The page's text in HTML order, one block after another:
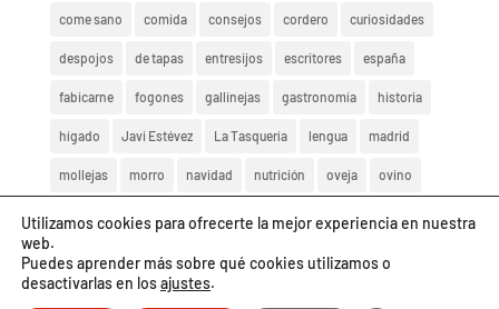
come sano comida consejos cordero curiosidades
despojos de tapas entresijos escritores españa
fabicarne fogones gallinejas gastronomía historia
hígado Javi Estévez La Tasquería lengua madrid
mollejas morro navidad nutrición oveja ovino
rabo de toro salud saludable tapas
Utilizamos cookies para ofrecerte la mejor experiencia en nuestra
web.
Puedes aprender más sobre qué cookies utilizamos o
desactivarlas en losajustes.